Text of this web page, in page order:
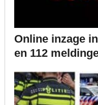
Online inzage
en 112